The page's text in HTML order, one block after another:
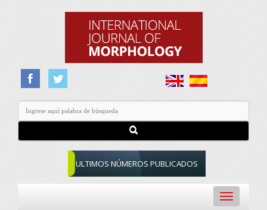
ULTIMOS NÚMEROS PUBLICADOS
Toggle
navigation